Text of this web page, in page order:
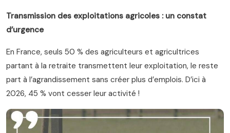
Transmission des exploitations agricoles : un constat
d’urgence
En France, seuls 50 % des agriculteurs et agricultrices
partant à la retraite transmettent leur exploitation, le reste
part à l’agrandissement sans créer plus d’emplois. D’ici à
2026, 45 % vont cesser leur activité !